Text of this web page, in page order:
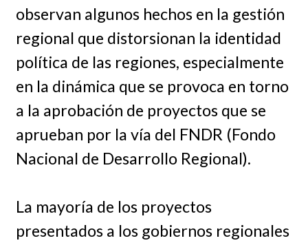
observan algunos hechos en la gestión
regional que distorsionan la identidad
política de las regiones, especialmente
en la dinámica que se provoca en torno
a la aprobación de proyectos que se
aprueban por la vía del FNDR (Fondo
Nacional de Desarrollo Regional).
La mayoría de los proyectos
presentados a los gobiernos regionales